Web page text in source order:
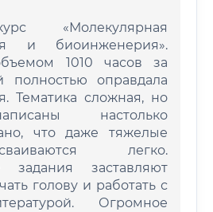
«Молекулярная
и биоинженерия».
1010 часов за
полностью оправдала
Тематика сложная, но
настолько
что даже тяжелые
легко.
задания заставляют
голову и работать с
Огромное